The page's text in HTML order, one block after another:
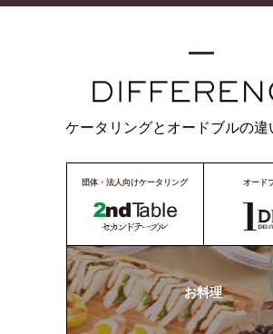
ケータリングとオードブルの違
団体・法人向けケータリング オード
お料理